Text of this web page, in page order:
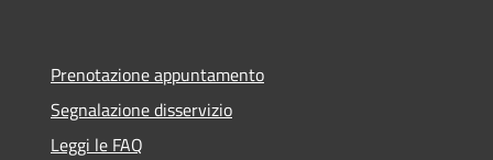
Prenotazione appuntamento
Segnalazione disservizio
Leggi le FAQ